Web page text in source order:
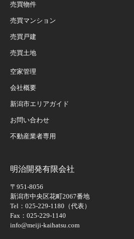
売買物件
売買マンション
売買戸建
売買土地
空家管理
会社概要
新潟市エリアガイド
お問い合わせ
不動産業者専用
明治開発有限会社
〒951-8056
新潟市中央区花町2067番地
Tel：025-229-1180（代表）
Fax：025-229-1140
info@meiji-kaihatsu.com